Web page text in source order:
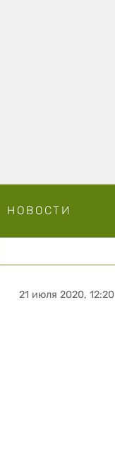
НОВОСТИ
21 июля 2020, 12:20